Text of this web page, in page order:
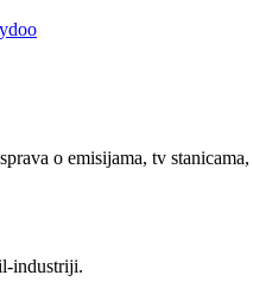
o emisijama, tv
industriji.